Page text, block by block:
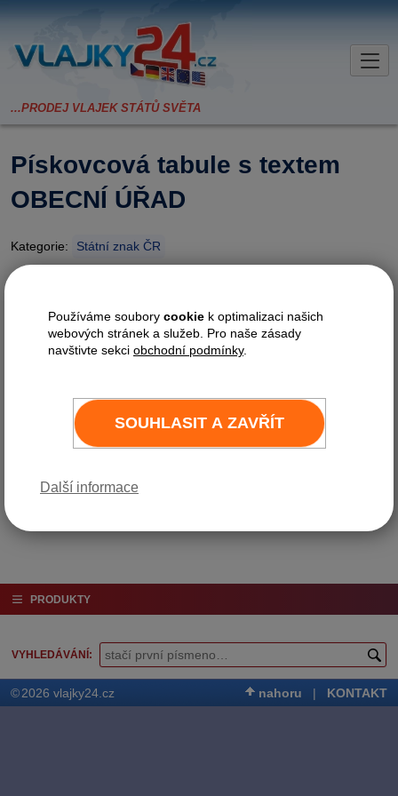
Pískovcová tabule s textem
OBECNÍ ÚŘAD
Kategorie: Státní znak ČR
na budovy obecního úřadu pod
pískovcové znaky. Rozměry: 20 x
40 cm, uchycení zezadu na
Varianta Cena bez DPH
Cena vč. DPH (21%)
20 x 40 cm
15 750 Kč 19 058 Kč Do košíku
VYHLEDÁVÁNÍ
PRODUKTY
©2026 vlajky24.cz nahoru | KONTAKT
Používáme soubory cookie k optimalizaci našich
webových stránek a služeb. Pro naše zásady
navštivte sekci obchodní podmínky.
SOUHLASIT A ZAVŘÍT
Další informace